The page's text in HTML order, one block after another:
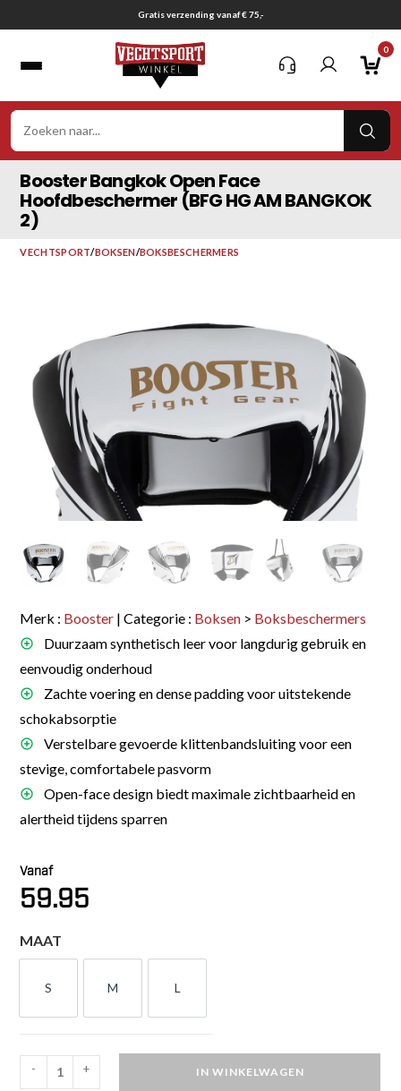
naar
Gratis verzending vanaf € 75,-
0
Booster Bangkok Open Face
Hoofdbeschermer (BFG HG AM BANGKOK
2)
VECHTSPORT/BOKSEN/BOKSBESCHERMERS
Merk : Booster | Categorie : Boksen > Boksbeschermers
Duurzaam synthetisch leer voor langdurig gebruik en
eenvoudig onderhoud
Zachte voering en dense padding voor uitstekende
schokabsorptie
Verstelbare gevoerde klittenbandsluiting voor een
stevige, comfortabele pasvorm
Open-face design biedt maximale zichtbaarheid en
alertheid tijdens sparren
Vanaf
59.95
MAAT
S M L
Booster
- + IN WINKELWAGEN